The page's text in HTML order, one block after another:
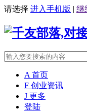
请选择 进入手机版 | 继
A 首页
F 创业资讯
J 更多
登陆